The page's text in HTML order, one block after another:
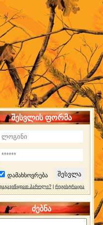
შესვლის ფორმა
დამახსოვრება
პაროლი? რეგისტრაცია
ძებნა